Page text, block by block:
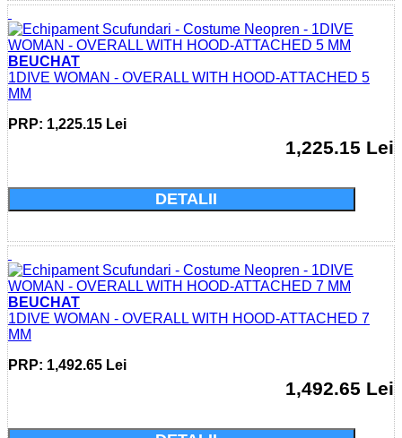
BEUCHAT
1DIVE WOMAN - OVERALL WITH HOOD-ATTACHED 5
MM
PRP: 1,225.15 Lei
1,225.15 Lei
DETALII
BEUCHAT
1DIVE WOMAN - OVERALL WITH HOOD-ATTACHED 7
MM
PRP: 1,492.65 Lei
1,492.65 Lei